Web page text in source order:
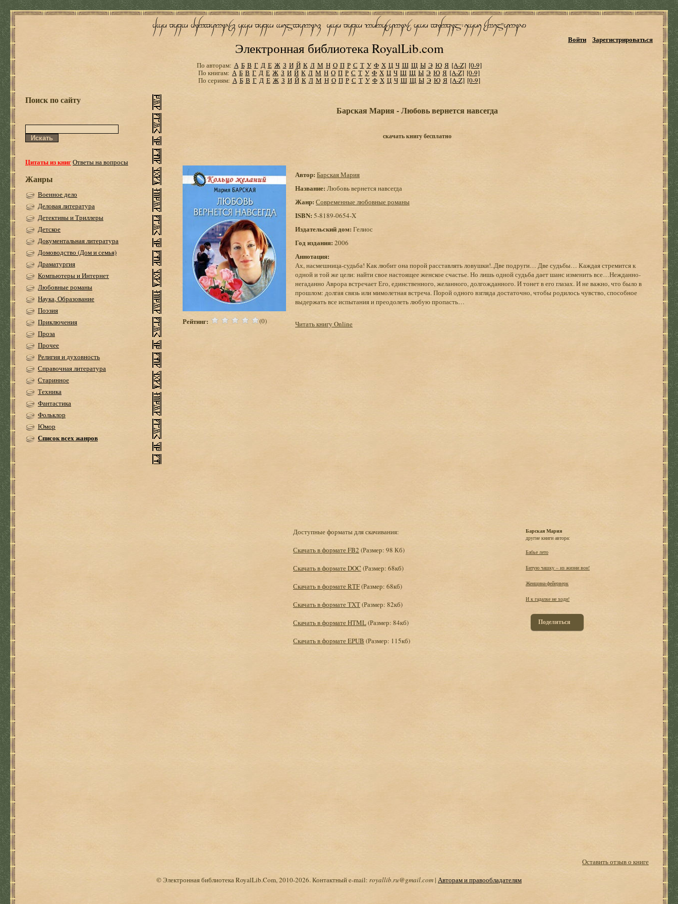
Электронная библиотека RoyalLib.com
Войти Зарегистрироваться
По авторам: А Б В Г Д Е Ж З И Й К Л М Н О П Р С Т У Ф Х Ц Ч Ш Щ Ы Э Ю Я [A-Z] [0-9]
По книгам: А Б В Г Д Е Ж З И Й К Л М Н О П Р С Т У Ф Х Ц Ч Ш Щ Ы Э Ю Я [A-Z] [0-9]
По сериям: А Б В Г Д Е Ж З И Й К Л М Н О П Р С Т У Ф Х Ц Ч Ш Щ Ы Э Ю Я [A-Z] [0-9]
Поиск по сайту
Цитаты из книгОтветы на вопросы
Жанры
Военное дело
Деловая литература
Детективы и Триллеры
Детское
Документальная литература
Домоводство (Дом и семья)
Драматургия
Компьютеры и Интернет
Любовные романы
Наука, Образование
Поэзия
Приключения
Проза
Прочее
Религия и духовность
Справочная литература
Старинное
Техника
Фантастика
Фольклор
Юмор
Список всех жанров
Барская Мария - Любовь вернется навсегда
скачать книгу бесплатно
Рейтинг: (0)
Автор: Барская Мария
Название: Любовь вернется навсегда
Жанр: Современные любовные романы
ISBN: 5-8189-0654-X
Издательский дом: Гелиос
Год издания: 2006
Аннотация:
Ах, насмешница-судьба! Как любит она порой расставлять ловушки!..Две подруги… Две судьбы… Каждая стремится к
одной и той же цели: найти свое настоящее женское счастье. Но лишь одной судьба дает шанс изменить все…Нежданно-
негаданно Аврора встречает Его, единственного, желанного, долгожданного. И тонет в его глазах. И не важно, что было в
прошлом: долгая связь или мимолетная встреча. Порой одного взгляда достаточно, чтобы родилось чувство, способное
выдержать все испытания и преодолеть любую пропасть…
Читать книгу Online
Доступные форматы для скачивания:
Скачать в формате FB2 (Размер: 98 Кб)
Скачать в формате DOC (Размер: 68кб)
Скачать в формате RTF(Размер: 68кб)
Скачать в формате TXT(Размер: 82кб)
Скачать в формате HTML(Размер: 84кб)
Скачать в формате EPUB (Размер: 115кб)
Барская Мария
другие книги автора:
Бабье лето
Битую чашку – из жизни вон!
Женщина-фейерверк
И к гадалке не ходи!
Поделиться
Оставить отзыв о книге
© Электронная библиотека RoyalLib.Com, 2010-2026. Контактный e-mail: royallib.ru@gmail.com| Авторам и правообладателям